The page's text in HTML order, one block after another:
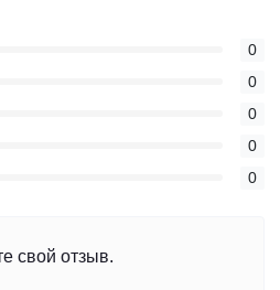
0
0
0
0
0
свой отзыв.